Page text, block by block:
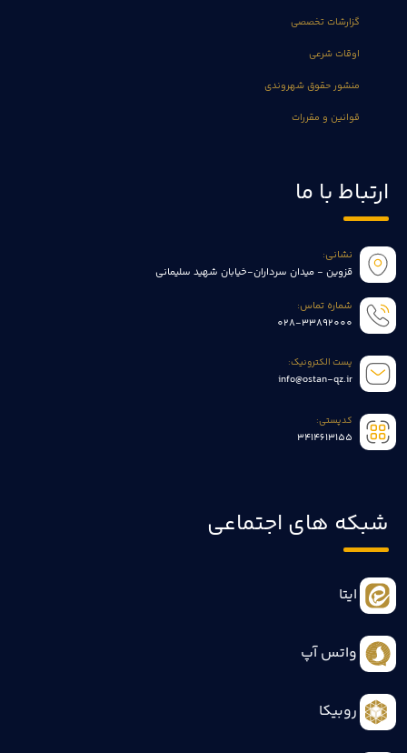
گزارشات تخصصی
اوقات شرعی
منشور حقوق شهروندی
قوانین و مقررات
ارتباط با ما
نشانی:
قزوین - میدان سرداران-خیابان شهید سلیمانی
شماره تماس:
028-33892000
پست الکترونیک:
info@ostan-qz.ir
کدپستی:
3414613155
شبکه های اجتماعی
ایتا
واتس آپ
روبیکا